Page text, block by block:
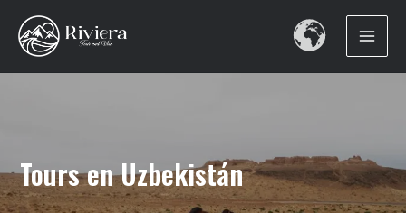
Перейти
содержимому
Tours en Uzbekistán